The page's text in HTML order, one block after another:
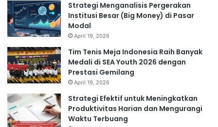
Strategi Menganalisis Pergerakan
Institusi Besar (Big Money) di Pasar
Modal
April 19, 2026
Tim Tenis Meja Indonesia Raih Banyak
Medali di SEA Youth 2026 dengan
Prestasi Gemilang
April 19, 2026
Strategi Efektif untuk Meningkatkan
Produktivitas Harian dan Mengurangi
Waktu Terbuang